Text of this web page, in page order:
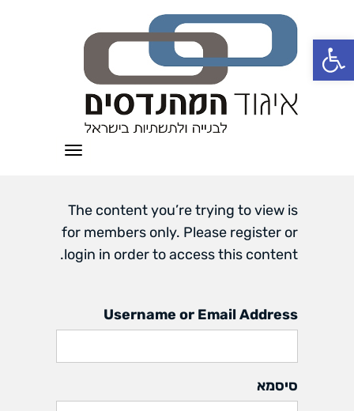
פתח סרגל נגישות
תפריט
The content you’re trying to view is
for members only. Please register or
login in order to access this content.
Username or Email Address
סיסמא